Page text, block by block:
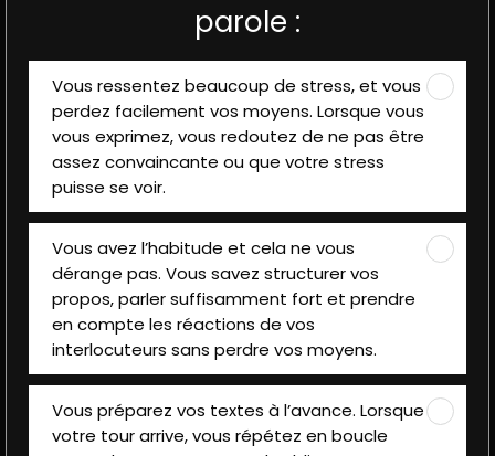
parole :
Vous ressentez beaucoup de stress, et vous
perdez facilement vos moyens. Lorsque vous
vous exprimez, vous redoutez de ne pas être
assez convaincante ou que votre stress
puisse se voir.
Vous avez l’habitude et cela ne vous
dérange pas. Vous savez structurer vos
propos, parler suffisamment fort et prendre
en compte les réactions de vos
interlocuteurs sans perdre vos moyens.
Vous préparez vos textes à l’avance. Lorsque
votre tour arrive, vous répétez en boucle